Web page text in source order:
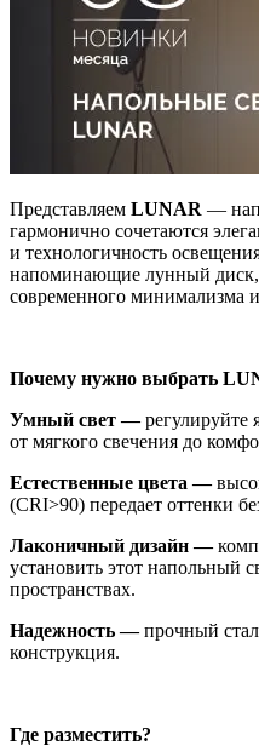
Представляем LUNAR —
гармонично сочетаются
и технологичность
напоминающие лунный диск,
современного минимализма
Почему нужно выбрать
Умный свет —регулируйте
от мягкого свечения до
Естественные цвета —
(CRI>90) передает оттенки
Лаконичный дизайн —
установить этот напольный
пространствах.
Надежность —прочный
конструкция.
Где разместить?